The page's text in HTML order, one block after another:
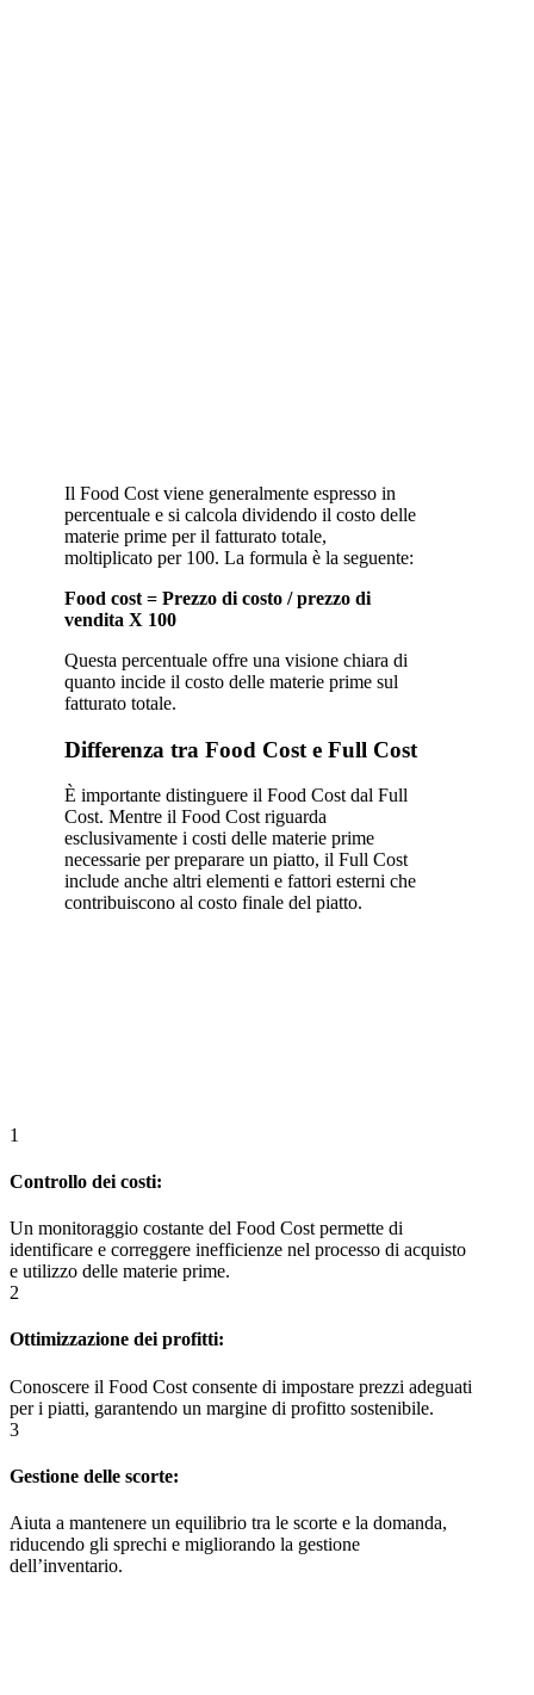
Il Food Cost viene generalmente espresso in
percentuale e si calcola dividendo il costo delle
materie prime per il fatturato totale,
moltiplicato per 100. La formula è la seguente:
Food cost = Prezzo di costo / prezzo di
vendita X 100
Questa percentuale offre una visione chiara di
quanto incide il costo delle materie prime sul
fatturato totale.
Differenza tra Food Cost e Full Cost
È importante distinguere il Food Cost dal Full
Cost. Mentre il Food Cost riguarda
esclusivamente i costi delle materie prime
necessarie per preparare un piatto, il Full Cost
include anche altri elementi e fattori esterni che
contribuiscono al costo finale del piatto.
1
Controllo dei costi:
Un monitoraggio costante del Food Cost permette di
identificare e correggere inefficienze nel processo di acquisto
e utilizzo delle materie prime.
2
Ottimizzazione dei profitti:
Conoscere il Food Cost consente di impostare prezzi adeguati
per i piatti, garantendo un margine di profitto sostenibile.
3
Gestione delle scorte:
Aiuta a mantenere un equilibrio tra le scorte e la domanda,
riducendo gli sprechi e migliorando la gestione
dell’inventario.